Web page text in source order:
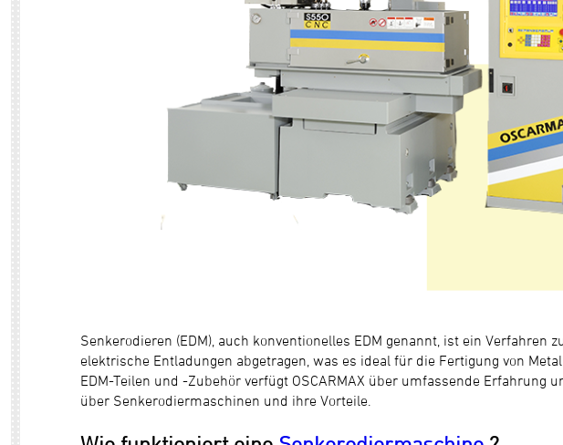
Senkerodieren (EDM), auch konventionelles EDM genannt, ist ein
elektrische Entladungen abgetragen, was es ideal für die Fertigung von
EDM-Teilen und -Zubehör verfügt OSCARMAX über umfassende
über Senkerodiermaschinen und ihre Vorteile.